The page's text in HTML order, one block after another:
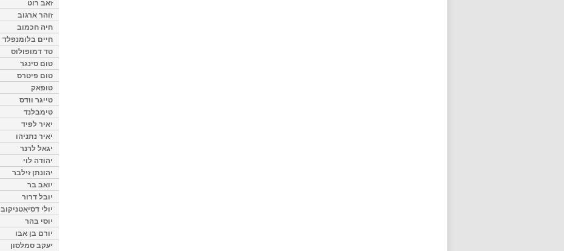
זאב רוט
זוהר ארגוב
חיה חכמוב
חיים בלומנפלד
טד דמופולוס
טום סינגר
טום פיטרס
טופאק
טייגר וודס
טימבלנד
יאיר לפיד
יאיר נתניהו
יגאל לרנר
יהודה לוי
יהונתן זילבר
יואב בר
יובל דרור
יולי דסיאטניקוב
יוסי בהר
יורם בן אבו
יעקב סמלסון